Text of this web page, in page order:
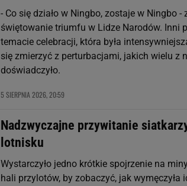
- Co się działo w Ningbo, zostaje w Ningbo
świętowanie triumfu w Lidze Narodów. Inni
temacie celebracji, która była
się zmierzyć z perturbacjami, jakich wielu z
doświadczyło.
5 SIERPNIA 2026, 20:59
Nadzwyczajne przywitanie
lotnisku
Wystarczyło jedno krótkie spojrzenie na
hali przylotów, by zobaczyć, jak